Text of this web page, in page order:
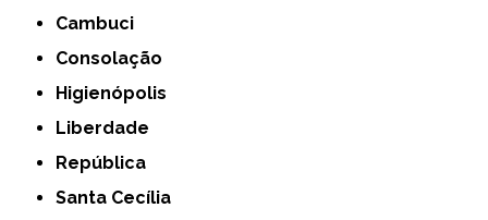
Cambuci
Consolação
Higienópolis
Liberdade
República
Santa Cecília